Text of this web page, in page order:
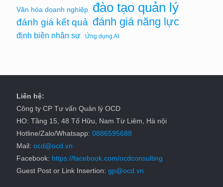
Văn hóa doanh nghiệp đào tạo quản lý
đánh giá kết quả đánh giá năng lực
định biên nhân sự Ứng dụng AI
Liên hệ:
Công ty CP Tư vấn Quản lý OCD
HO: Tầng 15, 48 Tố Hữu, Nam Từ Liêm, Hà nội
Hotline/Zalo/Whatsapp: 0886595688
Mail: ocd@ocd.vn
Facebook: https://facebook.com/ocdconsulting
Guest Post or Link Insertion: gp@ocd.vn